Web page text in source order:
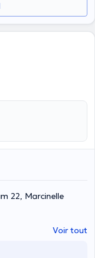
22, Marcinelle
Voir tout